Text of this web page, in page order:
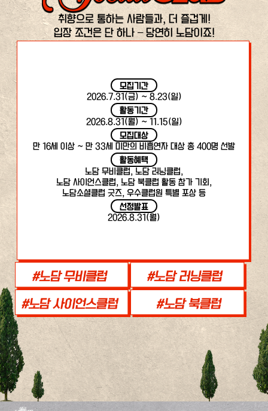
취향으로 통하는 사람들과, 더 즐겁게!
입장 조건은 단 하나 – 당연히 노담이죠!
모집기간
2026.7.31(금) ~ 8.23(일)
활동기간
2026.8.31(월) ~ 11.15(일)
모집대상
만 16세 이상 ~ 만 33세 미만의 비흡연자 대상 총 400명 선발
활동혜택
노담 무비클럽, 노담 러닝클럽,
노담 사이언스클럽, 노담 북클럽 활동 참가 기회,
노담소셜클럽 굿즈, 우수클럽원 특별 포상 등
선정발표
2026.8.31(월)